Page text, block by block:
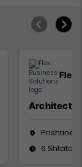
Flex
Architect
Prishtinë
6 Shtator